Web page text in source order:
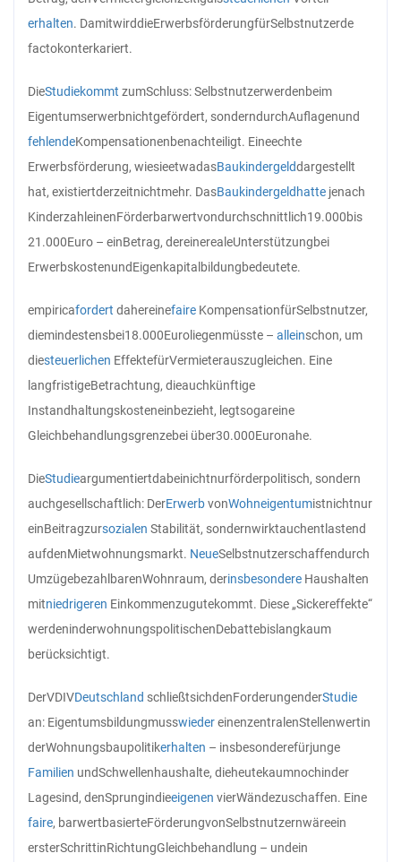
erhalten. DamitwirddieErwerbsförderungfürSelbstnutzerde
factokonterkariert.
DieStudiekommt zumSchluss: Selbstnutzerwerdenbeim
Eigentumserwerbnichtgefördert, sonderndurchAuflagenund
fehlendeKompensationenbenachteiligt. Eineechte
Erwerbsförderung, wiesieetwadasBaukindergelddargestellt
hat, existiertderzeitnichtmehr. DasBaukindergeld hatte jenach
Kinderzahl einenFörderbarwertvondurchschnittlich19.000bis
21.000Euro – einBetrag, dereinerealeUnterstützungbei
ErwerbskostenundEigenkapitalbildungbedeutete.
empiricafordert dahereinefaire KompensationfürSelbstnutzer,
diemindestensbei18.000Euro liegenmüsste – alleinschon, um
diesteuerlichen EffektefürVermieterauszugleichen. Eine
langfristigeBetrachtung, dieauchkünftige
Instandhaltungskosteneinbezieht, legtsogareine
Gleichbehandlungsgrenzebei über30.000Euronahe.
DieStudieargumentiertdabeinichtnurförderpolitisch, sondern
auchgesellschaftlich: DerErwerbvonWohneigentumistnichtnur
einBeitragzursozialen Stabilität, sondernwirktauchentlastend
aufdenMietwohnungsmarkt. NeueSelbstnutzerschaffendurch
UmzügebezahlbarenWohnraum, derinsbesondere Haushalten
mitniedrigeren Einkommenzugutekommt. Diese „Sickereffekte“
werdeninderwohnungspolitischenDebattebislangkaum
berücksichtigt.
DerVDIVDeutschland schließtsichdenForderungenderStudie
an: EigentumsbildungmusswiedereinenzentralenStellenwertin
derWohnungsbaupolitikerhalten – insbesonderefürjunge
Familien undSchwellenhaushalte, dieheutekaumnochinder
Lagesind, denSprungindieeigenen vierWändezuschaffen. Eine
faire, barwertbasierteFörderungvonSelbstnutzernwäreein
ersterSchrittinRichtungGleichbehandlung – undein